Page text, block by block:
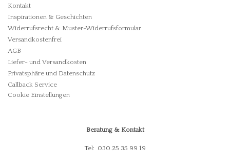
Kontakt
Inspirationen & Geschichten
Widerrufsrecht & Muster-Widerrufsformular
Versandkostenfrei
AGB
Liefer- und Versandkosten
Privatsphäre und Datenschutz
Callback Service
Cookie Einstellungen
Beratung & Kontakt
Tel: 030.25 35 99 19